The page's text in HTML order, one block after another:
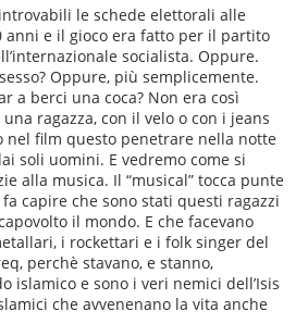
le schede elettorali alle
anni e il gioco era fatto per il partito
socialista. Oppure.
Oppure, più semplicemente.
a berci una coca? Non era così
ragazza, con il velo o con i jeans
nel film questo penetrare nella notte
soli uomini. E vedremo come si
alla musica. Il “musical” tocca punte
capire che sono stati questi ragazzi
il mondo. E che facevano
i rockettari e i folk singer del
perchè stavano, e stanno,
islamico e sono i veri nemici dell’Isis
che avvenenano la vita anche